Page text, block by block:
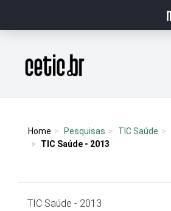
Página inicial
Home Pesquisas TIC Saúde
TIC Saúde - 2013
TIC Saúde - 2013